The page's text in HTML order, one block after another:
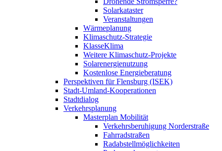
Solarkataster
Veranstaltungen
Wärmeplanung
Klimaschutz-Strategie
KlasseKlima
Weitere Klimaschutz-Projekte
Solarenergienutzung
Kostenlose Energieberatung
Perspektiven für Flensburg (ISEK)
Stadt-Umland-Kooperationen
Stadtdialog
Verkehrsplanung
Masterplan Mobilität
Verkehrsberuhigung Norderstraße
Fahrradstraßen
Radabstellmöglichkeiten